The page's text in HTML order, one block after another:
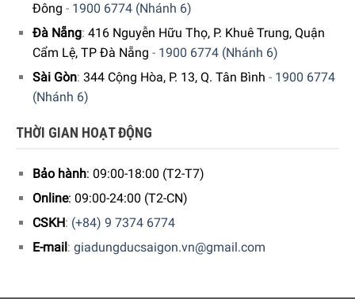
Đông - 1900 6774 (Nhánh 6)
Đà Nẵng: 416 Nguyễn Hữu Thọ, P. Khuê Trung, Quận
Cẩm Lệ, TP Đà Nẵng - 1900 6774 (Nhánh 6)
Sài Gòn: 344 Cộng Hòa, P. 13, Q. Tân Bình - 1900 6774
(Nhánh 6)
THỜI GIAN HOẠT ĐỘNG
Bảo hành: 09:00-18:00 (T2-T7)
Online: 09:00-24:00 (T2-CN)
CSKH: (+84) 9 7374 6774
E-mail : giadungducsaigon.vn@gmail.com